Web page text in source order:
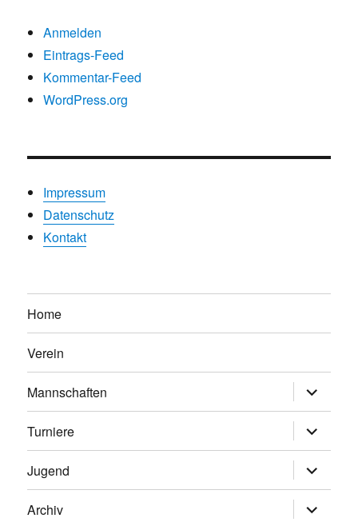
Anmelden
Eintrags-Feed
Kommentar-Feed
WordPress.org
Impressum
Datenschutz
Kontakt
Home
Verein
Mannschaften
anzeigen
Turniere
anzeigen
Jugend
anzeigen
Archiv
anzeigen